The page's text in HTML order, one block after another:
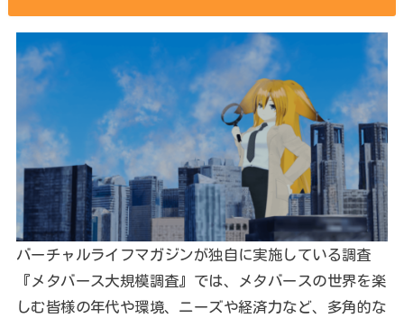
バーチャルライフマガジンが独自に実施している調査
『メタバース大規模調査』では、メタバースの世界を楽
しむ皆様の年代や環境、ニーズや経済力など、多角的な